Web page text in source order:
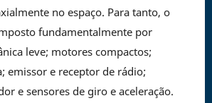
no espaço. Para tanto, o
fundamentalmente por
leve; motores compactos;
emissor e receptor de rádio;
e sensores de giro e aceleração.